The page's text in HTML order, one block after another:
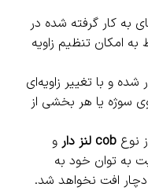
به کار گرفته شده در
به امکان تنظیم زاویه
و با تغییر زاویه‌ای
بر روی سوژه یا هر بخشی از
نوع
و
به توان خود به
افت نخواهد شد.